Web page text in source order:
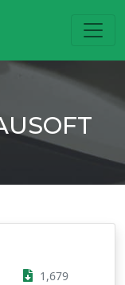
1,679